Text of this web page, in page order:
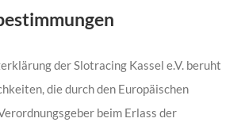
der Slotracing Kassel e.V. beruht
die durch den Europäischen
beim Erlass der